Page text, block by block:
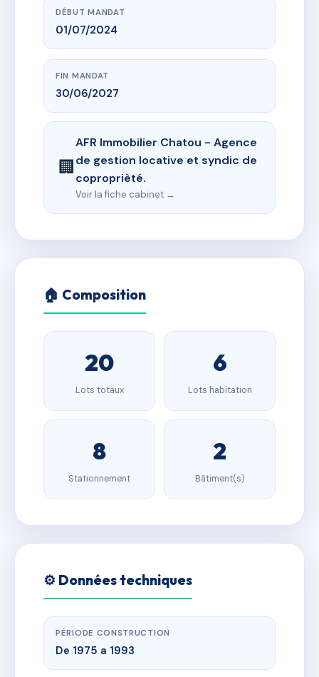
DÉBUT MANDAT
01/07/2024
FIN MANDAT
30/06/2027
🏢
AFR Immobilier Chatou - Agence
de gestion locative et syndic de
coproprièté.
Voir la fiche cabinet →
🏠 Composition
20
Lots totaux
6
Lots habitation
8
Stationnement
2
Bâtiment(s)
⚙️ Données techniques
PÉRIODE CONSTRUCTION
De 1975 a 1993